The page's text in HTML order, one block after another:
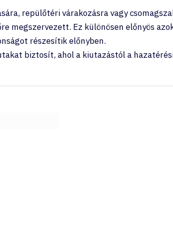
repülőtéri várakozásra vagy
megszervezett. Ez különösen előnyös
részesítik előnyben.
biztosít, ahol a kiutazástól a